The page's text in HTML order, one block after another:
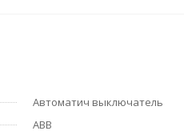
Автоматич выключатель
ABB